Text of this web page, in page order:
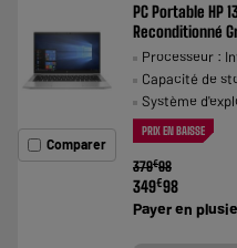
Comparer
PC Portable HP
Reconditionné
Processeur :
Capacité de
Système
PRIX EN BAISSE
379€98
349€98
Payer en